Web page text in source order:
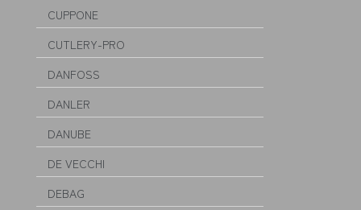
CUPPONE
CUTLERY-PRO
DANFOSS
DANLER
DANUBE
DE VECCHI
DEBAG